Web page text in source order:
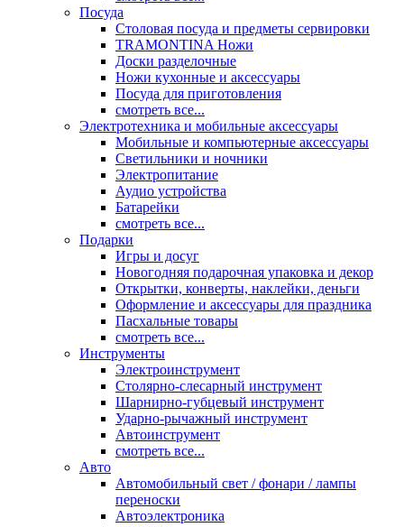
Посуда
Столовая посуда и предметы сервировки
TRAMONTINA Ножи
Доски разделочные
Ножи кухонные и аксессуары
Посуда для приготовления
смотреть все...
Электротехника и мобильные аксессуары
Мобильные и компьютерные аксессуары
Светильники и ночники
Электропитание
Аудио устройства
Батарейки
смотреть все...
Подарки
Игры и досуг
Новогодняя подарочная упаковка и декор
Открытки, конверты, наклейки, деньги
Оформление и аксессуары для праздника
Пасхальные товары
смотреть все...
Инструменты
Электроинструмент
Столярно-слесарный инструмент
Шарнирно-губцевый инструмент
Ударно-рычажный инструмент
Автоинструмент
смотреть все...
Авто
Автомобильный свет / фонари / лампы
переноски
Автоэлектроника